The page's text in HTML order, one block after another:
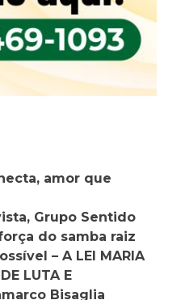
amor que
Grupo Sentido
do samba raiz
– A LEI MARIA
LUTA E
Bisaglia